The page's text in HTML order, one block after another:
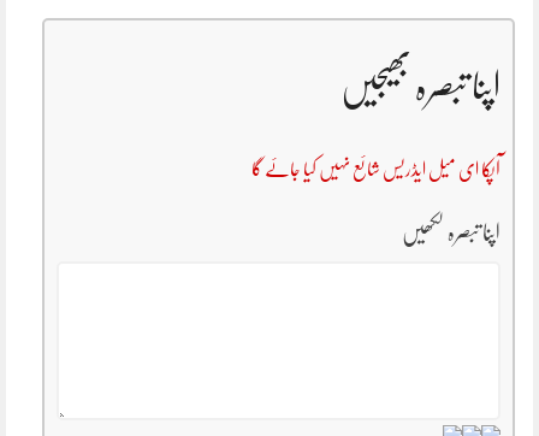
اپنا تبصرہ بھیجیں
آپکا ای میل ایڈریس شائع نہیں کیا جائے گا
اپنا تبصرہ لکھیں